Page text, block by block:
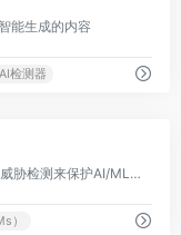
能生成的内容
AI检测器
Mindgard: 通过自动化的安全测试和威胁检测来保护AI/ML模型。
）